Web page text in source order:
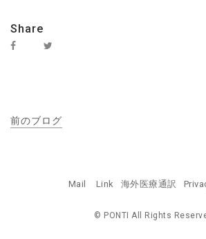
Share
前のブログ
© PONTI All Rights
Mail Link 海外医療通訳